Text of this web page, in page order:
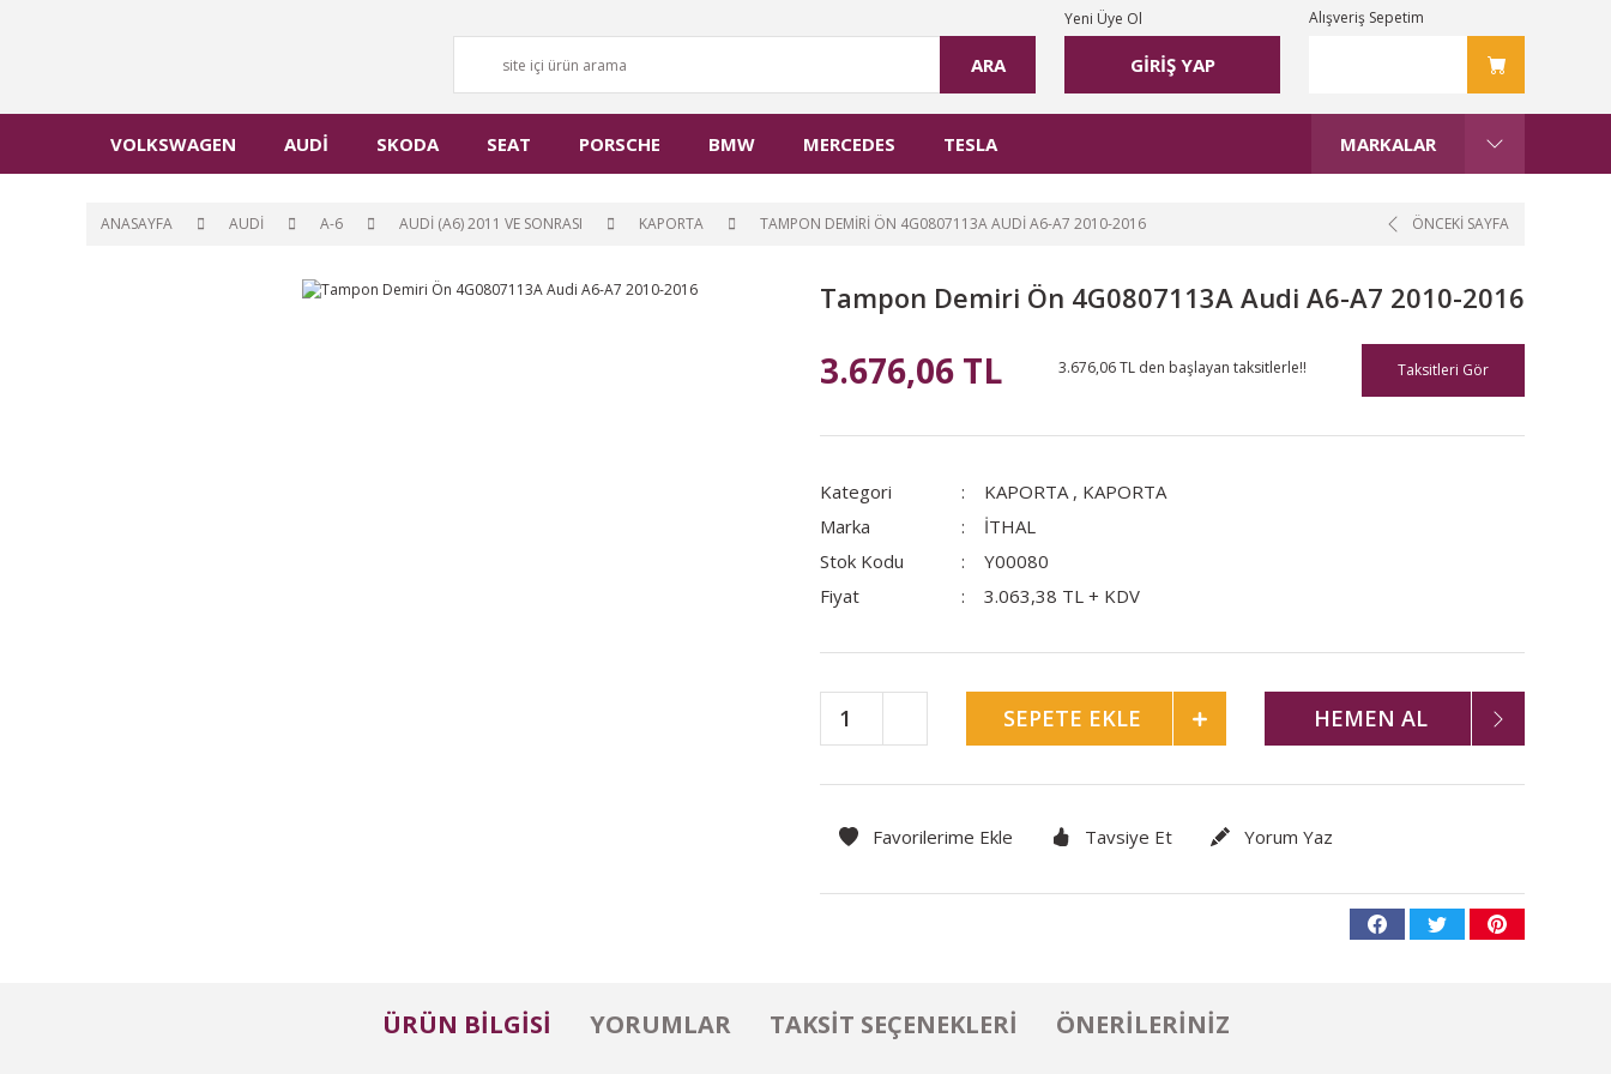
ARA GİRİŞ YAP
Yeni Üye Ol Alışveriş Sepetim
VOLKSWAGEN AUDİ SKODA SEAT PORSCHE BMW MERCEDES TESLA MARKALAR
ANASAYFA AUDİ A-6 AUDİ (A6) 2011 VE SONRASI KAPORTA TAMPON DEMIRI ÖN 4G0807113A AUDI A6-A7 2010-2016 ÖNCEKİ SAYFA
Tampon Demiri Ön 4G0807113A Audi A6-A7 2010-2016
3.676,06 TL 3.676,06 TL den başlayan taksitlerle!! Taksitleri Gör
Kategori KAPORTA , KAPORTA
Marka
İTHAL
Stok Kodu
Y00080
Fiyat
3.063,38 TL + KDV
SEPETE EKLE HEMEN AL
Tavsiye Et Yorum Yaz
ÜRÜN BILGISI YORUMLAR TAKSIT SEÇENEKLERI ÖNERILERINIZ